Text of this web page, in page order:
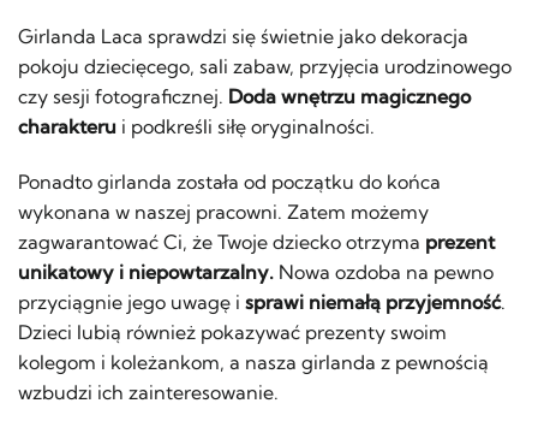
Girlanda Laca sprawdzi się świetnie jako dekoracja
pokoju dziecięcego, sali zabaw, przyjęcia urodzinowego
czy sesji fotograficznej. Doda wnętrzu magicznego
charakteru i podkreśli siłę oryginalności.
Ponadto girlanda została od początku do końca
wykonana w naszej pracowni. Zatem możemy
zagwarantować Ci, że Twoje dziecko otrzyma prezent
unikatowy i niepowtarzalny. Nowa ozdoba na pewno
przyciągnie jego uwagę i sprawi niemałą przyjemność.
Dzieci lubią również pokazywać prezenty swoim
kolegom i koleżankom, a nasza girlanda z pewnością
wzbudzi ich zainteresowanie.